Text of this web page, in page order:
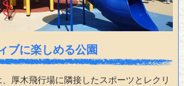
ブに楽しめる公園
厚木飛行場に隣接したスポーツとレクリ